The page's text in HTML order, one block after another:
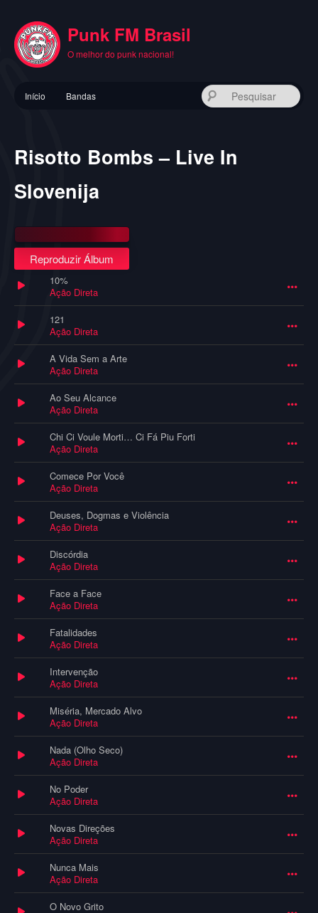
conteúdo
principal
Punk FM Brasil
O melhor do punk nacional!
principal
Início Bandas
Risotto Bombs – Live In
Slovenija
Reproduzir Álbum
10%
Ação Direta
121
Ação Direta
A Vida Sem a Arte
Ação Direta
Ao Seu Alcance
Ação Direta
Chi Ci Voule Morti… Ci Fá Piu Forti
Ação Direta
Comece Por Você
Ação Direta
Deuses, Dogmas e Violência
Ação Direta
Discórdia
Ação Direta
Face a Face
Ação Direta
Fatalidades
Ação Direta
Intervenção
Ação Direta
Miséria, Mercado Alvo
Ação Direta
Nada (Olho Seco)
Ação Direta
No Poder
Ação Direta
Novas Direções
Ação Direta
Nunca Mais
Ação Direta
O Novo Grito